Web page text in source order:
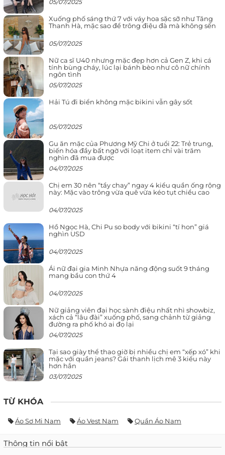
05/07/2025
Xuống phố sáng thứ 7 với váy hoa sặc sỡ như Tăng
Thanh Hà, mặc sao để trông điệu đà mà không sến
05/07/2025
Nữ ca sĩ U40 nhưng mặc đẹp hơn cả Gen Z, khi cá
tính bùng cháy, lúc lại bánh bèo như cô nữ chính
ngôn tình
05/07/2025
Hải Tú đi biển không mặc bikini vẫn gây sốt
05/07/2025
Gu ăn mặc của Phương Mỹ Chi ở tuổi 22: Trẻ trung,
biến hóa đầy bất ngờ với loạt item chỉ vài trăm
nghìn đã mua được
04/07/2025
Chị em 30 nên “tẩy chay” ngay 4 kiểu quần ống rộng
này: Mặc vào trông vừa quê vừa kéo tụt chiều cao
04/07/2025
Hồ Ngọc Hà, Chi Pu so body với bikini “tí hon” giá
nghìn USD
04/07/2025
Ái nữ đại gia Minh Nhựa năng động suốt 9 tháng
mang bầu con thứ 4
04/07/2025
Nữ giảng viên đại học sành điệu nhất nhì showbiz,
xách cả “lâu đài” xuống phố, sang chảnh từ giảng
đường ra phố khó ai đọ lại
04/07/2025
Tại sao giày thể thao giờ bị nhiều chị em “xếp xó” khi
mặc với quần jeans? Gái thanh lịch mê 3 kiểu này
hơn hẳn
03/07/2025
TỪ KHÓA
Áo Sơ Mi Nam Áo Vest Nam Quần Áo Nam
Thông tin nổi bật